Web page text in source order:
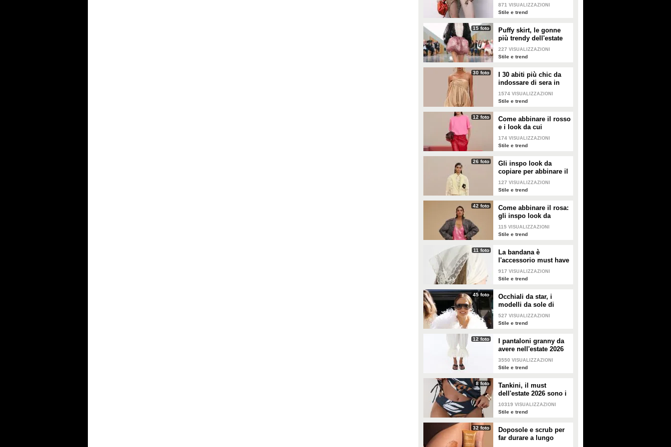
nella valigia dell'estate
2026
871 VISUALIZZAZIONI
Stile e trend
15 foto
Puffy skirt, le gonne
più trendy dell'estate
2026 sono quelle a
palloncino
227 VISUALIZZAZIONI
Stile e trend
30 foto
I 30 abiti più chic da
indossare di sera in
estate
1574 VISUALIZZAZIONI
Stile e trend
12 foto
Come abbinare il rosso
e i look da cui
prendere ispirazione
174 VISUALIZZAZIONI
Stile e trend
26 foto
Gli inspo look da
copiare per abbinare il
giallo
127 VISUALIZZAZIONI
Stile e trend
42 foto
Come abbinare il rosa:
gli inspo look da
copiare
115 VISUALIZZAZIONI
Stile e trend
11 foto
La bandana è
l'accessorio must have
dell'estate 2026: i
modelli di tendenza
917 VISUALIZZAZIONI
Stile e trend
45 foto
Occhiali da star, i
modelli da sole di
tendenza per l'estate
2026
527 VISUALIZZAZIONI
Stile e trend
12 foto
I pantaloni granny da
avere nell'estate 2026
3550 VISUALIZZAZIONI
Stile e trend
8 foto
Tankini, il must
dell'estate 2026 sono i
costumi con la canotta
10319 VISUALIZZAZIONI
Stile e trend
32 foto
Doposole e scrub per
far durare a lungo